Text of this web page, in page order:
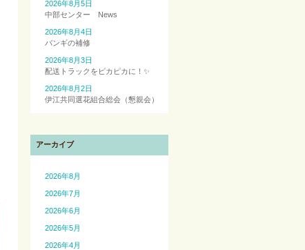
2026年8月5日
中部センター News
2026年8月4日
バンギの補修
2026年8月3日
配送トラックをピカピカに！✨
2026年8月2日
伊江共同選花組合総会（懇親会）
アーカイブ
2026年8月
2026年7月
2026年6月
2026年5月
2026年4月